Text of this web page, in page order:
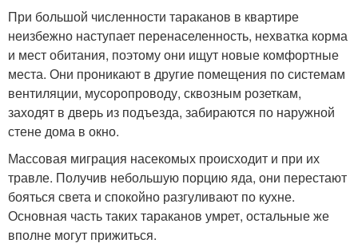
При большой численности тараканов в квартире
неизбежно наступает перенаселенность, нехватка корма
и мест обитания, поэтому они ищут новые комфортные
места. Они проникают в другие помещения по системам
вентиляции, мусоропроводу, сквозным розеткам,
заходят в дверь из подъезда, забираются по наружной
стене дома в окно.
Массовая миграция насекомых происходит и при их
травле. Получив небольшую порцию яда, они перестают
бояться света и спокойно разгуливают по кухне.
Основная часть таких тараканов умрет, остальные же
вполне могут прижиться.